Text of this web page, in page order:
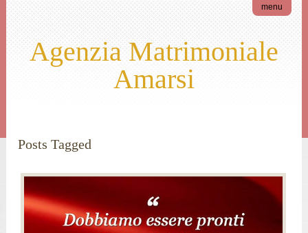
menu
Agenzia Matrimoniale
Amarsi
Posts Tagged